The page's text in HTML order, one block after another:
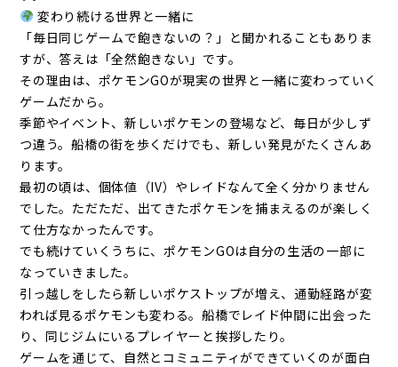
変わり続ける世界と一緒に
「毎日同じゲームで飽きないの？」と聞かれることもありま
すが、答えは「全然飽きない」です。
その理由は、ポケモンGOが現実の世界と一緒に変わっていく
ゲームだから。
季節やイベント、新しいポケモンの登場など、毎日が少しず
つ違う。船橋の街を歩くだけでも、新しい発見がたくさんあ
ります。
最初の頃は、個体値（IV）やレイドなんて全く分かりません
でした。ただただ、出てきたポケモンを捕まえるのが楽しく
て仕方なかったんです。
でも続けていくうちに、ポケモンGOは自分の生活の一部に
なっていきました。
引っ越しをしたら新しいポケストップが増え、通勤経路が変
われば見るポケモンも変わる。船橋でレイド仲間に出会った
り、同じジムにいるプレイヤーと挨拶したり。
ゲームを通じて、自然とコミュニティができていくのが面白